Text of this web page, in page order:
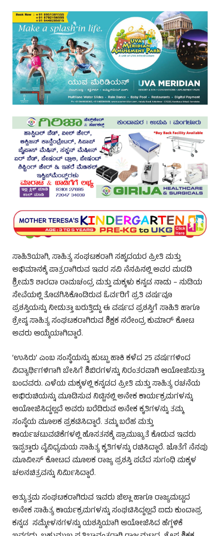
ಸಾಹಿತಿಯಾಗಿ, ಸಾಹಿತ್ಯ ಸಂಘಟಕರಾಗಿ ಸಹೃದಯರ ಪ್ರೀತಿ ಮತ್ತು
ಅಭಿಮಾನಕ್ಕೆ ಪಾತ್ರರಾಗಿರುವ ಇವರ ಸವಿ ನೆನಪಿನಲ್ಲಿ ಅವರ ಮಡದಿ
ಶ್ರೀಮತಿ ಶಾರದಾ ರಾಮಚಂದ್ರ ಮತ್ತು ಮಕ್ಕಳು ಕನ್ನಡ ನಾಡು – ನುಡಿಯ
ಸೇವೆಯಲ್ಲಿ ತೊಡಗಿಸಿಕೊಂಡಿರುವ ಓರ್ವರಿಗೆ ಪ್ರತಿ ವರ್ಷವೂ
ಪ್ರಶಸ್ತಿಯನ್ನು ನೀಡುತ್ತಾ ಬರುತ್ತಿದ್ದು ಈ ವರ್ಷದ ಪ್ರಶಸ್ತಿಗೆ ಸಾಹಿತಿ ಹಾಗೂ
ಶ್ರೇಷ್ಠ ಸಾಹಿತ್ಯ ಸಂಘಟಕರಾಗಿರುವ ಶಿಕ್ಷಕ ನರೇಂದ್ರ ಕುಮಾರ್ ಕೋಟ
ಅವರು ಆಯ್ಕೆಯಾಗಿದ್ದಾರೆ.
’ಉಸಿರು’ ಎಂಬ ಸಂಸ್ಥೆಯನ್ನು ಹುಟ್ಟು ಹಾಕಿ ಕಳೆದ 25 ವರ್ಷಗಳಿಂದ
ವಿದ್ಯಾರ್ಥಿಗಳಿಗಾಗಿ ಬೇಸಿಗೆ ಶಿಬಿರಗಳನ್ನು ನಿರಂತರವಾಗಿ ಆಯೋಜಿಸುತ್ತಾ
ಬಂದವರು. ಎಳೆಯ ಮಕ್ಕಳಲ್ಲಿ ಕನ್ನಡದ ಪ್ರೀತಿ ಮತ್ತು ಸಾಹಿತ್ಯ ರಚನೆಯ
ಅಭಿರುಚಿಯನ್ನು ಮೂಡಿಸುವ ನಿಟ್ಟಿನಲ್ಲಿ ಅನೇಕ ಕಾರ್ಯಕ್ರಮಗಳನ್ನು
ಆಯೋಜಿಸಿದ್ದಲ್ಲದೆ ಅವರು ಬರೆದಿರುವ ಅನೇಕ ಕೃತಿಗಳನ್ನು ತಮ್ಮ
ಸಂಸ್ಥೆಯ ಮೂಲಕ ಪ್ರಕಟಿಸಿದ್ದಾರೆ. ತಮ್ಮ ಬರೆಹ ಮತ್ತು
ಕಾರ್ಯಚಟುವಟಿಕೆಗಳಲ್ಲಿ ಹೊಸತನಕ್ಕೆ ಪ್ರಾಮುಖ್ಯತೆ ಕೊಡುವ ಇವರು
ಇಪ್ಪತ್ತಾರು ವೈವಿಧ್ಯಮಯ ಸಾಹಿತ್ಯ ಕೃತಿಗಳನ್ನು ರಚಿಸಿದ್ದಾರೆ. ಜೊತೆಗೆ ನೆನಪು
ಮೂವೀಸ್ ಕೋಟದ ಮೂಲಕ ರಾಜ್ಯ ಪ್ರಶಸ್ತಿ ಪಡೆದ ಸುಗಂಧಿ ಮಕ್ಕಳ
ಚಲನಚಿತ್ರವನ್ನು ನಿರ್ಮಿಸಿದ್ದಾರೆ.
ಅತ್ಯುತ್ತಮ ಸಂಘಟಕರಾಗಿರುವ ಇವರು ಜಿಲ್ಲಾ ಹಾಗೂ ರಾಜ್ಯಮಟ್ಟದ
ಅನೇಕ ಸಾಹಿತ್ಯ ಕಾರ್ಯಕ್ರಮಗಳನ್ನು ಸಂಘಟಿಸಿದ್ದಲ್ಲದೆ ಐದು ಕುಂದಾಪ್ರ
ಕನ್ನಡ ಸಮ್ಮೇಳನಗಳನ್ನು ಯಶಸ್ವಿಯಾಗಿ ಆಯೋಜಿಸಿದ ಹೆಗ್ಗಳಿಕೆ